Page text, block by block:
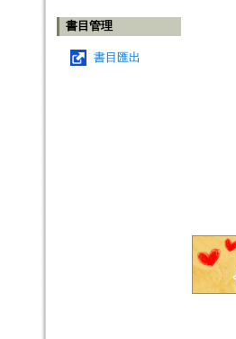
書目管理
書目匯出